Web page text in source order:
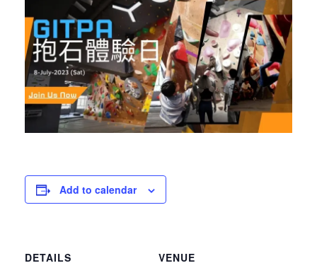
Add to calendar
DETAILS
VENUE